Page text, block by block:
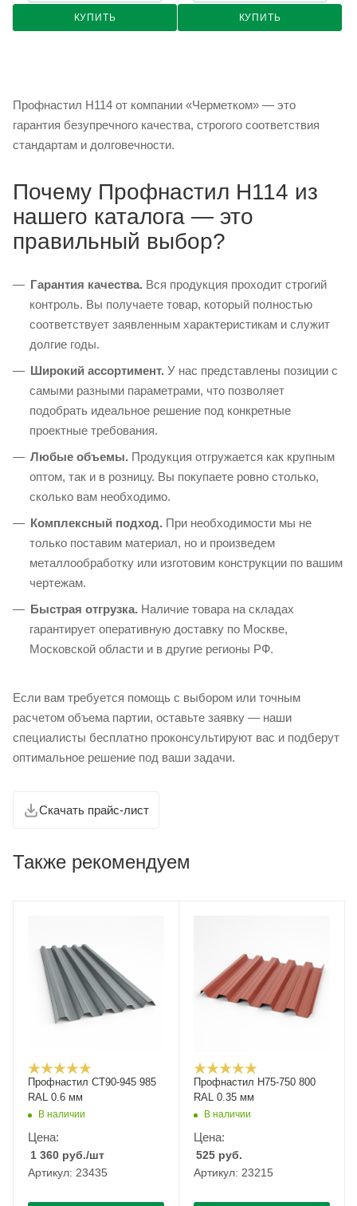
КУПИТЬ КУПИТЬ
Профнастил Н114 от компании «Черметком» — это
гарантия безупречного качества, строгого соответствия
стандартам и долговечности.
Почему Профнастил Н114 из
нашего каталога — это
правильный выбор?
Гарантия качества. Вся продукция проходит строгий
контроль. Вы получаете товар, который полностью
соответствует заявленным характеристикам и служит
долгие годы.
Широкий ассортимент. У нас представлены позиции с
самыми разными параметрами, что позволяет
подобрать идеальное решение под конкретные
проектные требования.
Любые объемы. Продукция отгружается как крупным
оптом, так и в розницу. Вы покупаете ровно столько,
сколько вам необходимо.
Комплексный подход. При необходимости мы не
только поставим материал, но и произведем
металлообработку или изготовим конструкции по вашим
чертежам.
Быстрая отгрузка. Наличие товара на складах
гарантирует оперативную доставку по Москве,
Московской области и в другие регионы РФ.
Если вам требуется помощь с выбором или точным
расчетом объема партии, оставьте заявку — наши
специалисты бесплатно проконсультируют вас и подберут
оптимальное решение под ваши задачи.
Скачать прайс-лист
Также рекомендуем
Профнастил СТ90-945 985
RAL 0.6 мм
В наличии
Цена:
1 360 руб./шт
Артикул: 23435
Профнастил Н75-750 800
RAL 0.35 мм
В наличии
Цена:
525 руб.
Артикул: 23215